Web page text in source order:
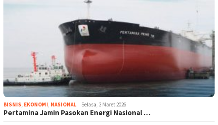
BISNIS, EKONOMI, NASIONAL Selasa, 3 Maret 2026
Pertamina Jamin Pasokan Energi Nasional …